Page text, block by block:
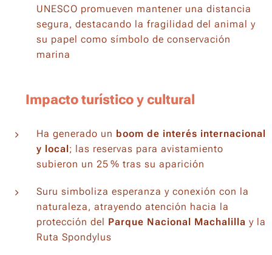
UNESCO promueven mantener una distancia
segura, destacando la fragilidad del animal y
su papel como símbolo de conservación
marina
Impacto turístico y cultural
Ha generado un boom de interés internacional
y local; las reservas para avistamiento
subieron un 25 % tras su aparición
Suru simboliza esperanza y conexión con la
naturaleza, atrayendo atención hacia la
protección del Parque Nacional Machalilla y la
Ruta Spondylus